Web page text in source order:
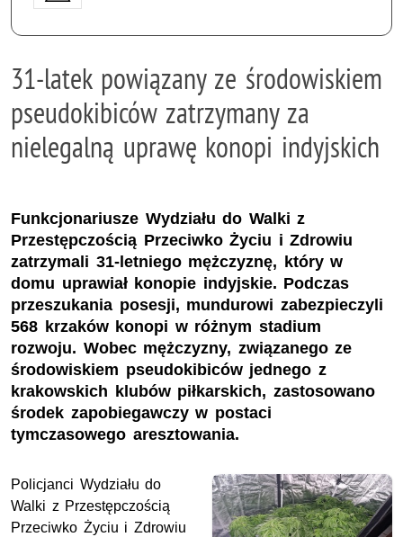
31-latek powiązany ze środowiskiem
pseudokibiców zatrzymany za
nielegalną uprawę konopi indyjskich
Funkcjonariusze Wydziału do Walki z
Przestępczością Przeciwko Życiu i Zdrowiu
zatrzymali 31-letniego mężczyznę, który w
domu uprawiał konopie indyjskie. Podczas
przeszukania posesji, mundurowi zabezpieczyli
568 krzaków konopi w różnym stadium
rozwoju. Wobec mężczyzny, związanego ze
środowiskiem pseudokibiców jednego z
krakowskich klubów piłkarskich, zastosowano
środek zapobiegawczy w postaci
tymczasowego aresztowania.
Policjanci Wydziału do
Walki z Przestępczością
Przeciwko Życiu i Zdrowiu